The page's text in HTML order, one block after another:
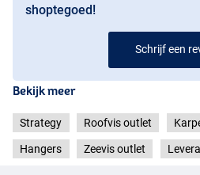
shoptegoed!
Schrijf een
Bekijk meer
Strategy Roofvis outlet
Hangers Zeevis outlet